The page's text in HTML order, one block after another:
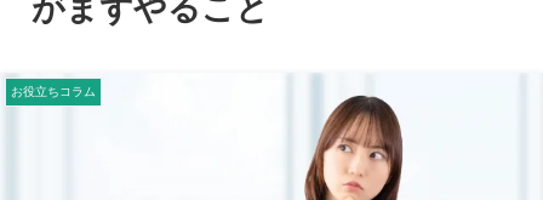
お役立ちコラム